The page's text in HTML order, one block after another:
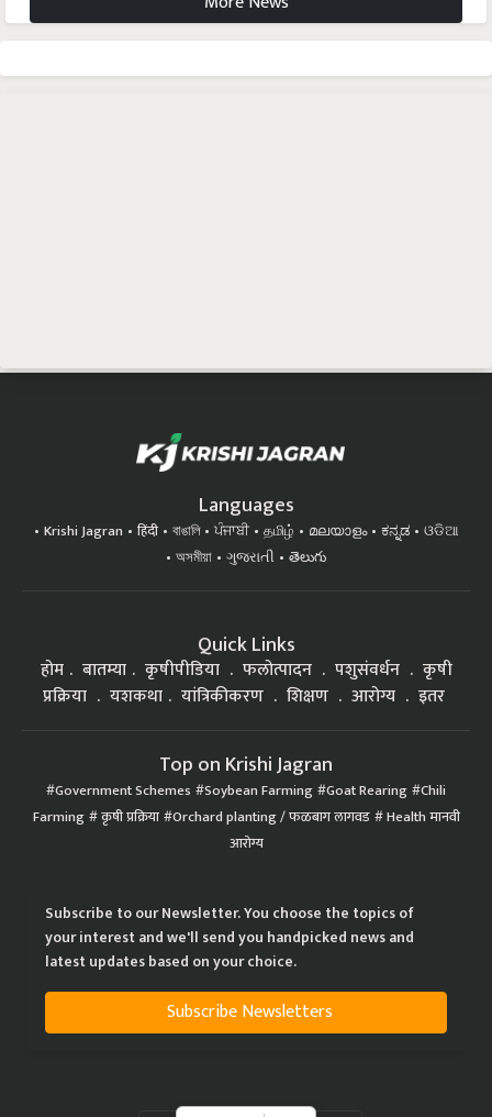
Languages
Krishi Jagran हिंदी বাঙালি ਪੰਜਾਬੀ தமிழ் മലയാളം ಕನ್ನಡ
ଓଡିଆ
অসমীয়া
ગુજરાતી తెలుగు
Quick Links
होम बातम्या कृषीपीडिया फलोत्पादन पशुसंवर्धन
कृषी
प्रक्रिया
यशकथा यांत्रिकीकरण शिक्षण आरोग्य इतर
Top on Krishi Jagran
Government Schemes Soybean Farming Goat Rearing Chili
Farming कृषी प्रक्रिया Orchard planting / फळबाग लागवड Health मानवी
आरोग्य
Subscribe to our Newsletter. You choose the topics of
your interest and we'll send you handpicked news and
latest updates based on your choice.
Subscribe Newsletters